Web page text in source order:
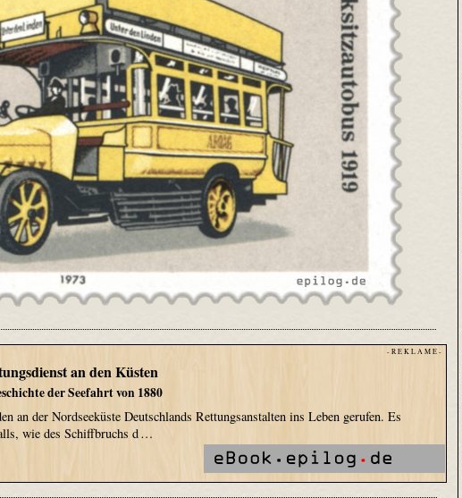
- R E K L A M E -
an den Küsten
der Seefahrt von 1880
an der Nordseeküste Deutschlands Rettungsanstalten ins Leben gerufen. Es
wie des Schiffbruchs d …